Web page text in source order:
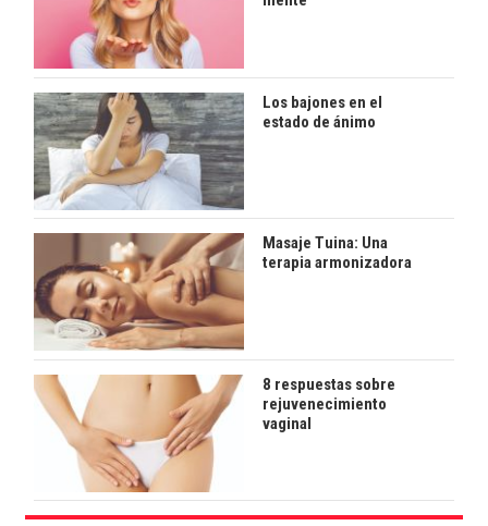
Los bajones en el
estado de ánimo
Masaje Tuina: Una
terapia armonizadora
8 respuestas sobre
rejuvenecimiento
vaginal